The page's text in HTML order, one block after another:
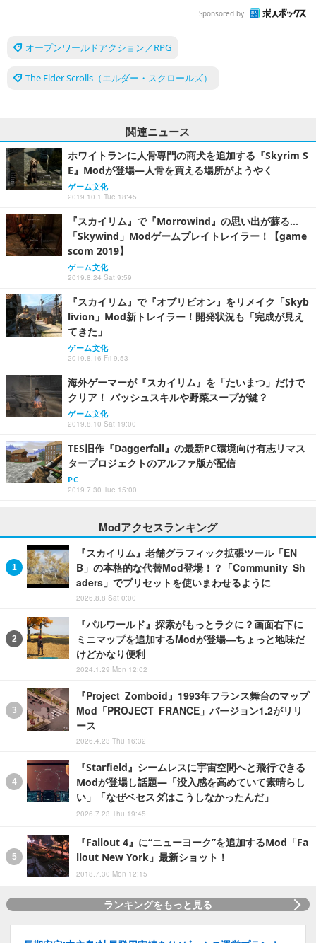
Sponsored by
オープンワールドアクション／RPG
The Elder Scrolls（エルダー・スクロールズ）
関連ニュース
ホワイトランに人骨専門の商犬を追加する『Skyrim S
E』Modが登場―人骨を買える場所がようやく
ゲーム文化
2019.10.1 Tue 18:45
『スカイリム』で『Morrowind』の思い出が蘇る…
「Skywind」Modゲームプレイトレイラー！【game
scom 2019】
ゲーム文化
2019.8.24 Sat 9:59
『スカイリム』で『オブリビオン』をリメイク「Skyb
livion」Mod新トレイラー！開発状況も「完成が見え
てきた」
ゲーム文化
2019.8.16 Fri 9:53
海外ゲーマーが『スカイリム』を「たいまつ」だけで
クリア！ バッシュスキルや野菜スープが鍵？
ゲーム文化
2019.8.10 Sat 19:00
TES旧作『Daggerfall』の最新PC環境向け有志リマス
タープロジェクトのアルファ版が配信
PC
2019.7.30 Tue 15:00
Modアクセスランキング
『スカイリム』老舗グラフィック拡張ツール「EN
B」の本格的な代替Mod登場！？「Community Sh
aders」でプリセットを使いまわせるように
2026.8.8 Sat 0:00
『パルワールド』探索がもっとラクに？画面右下に
ミニマップを追加するModが登場―ちょっと地味だ
けどかなり便利
2024.1.29 Mon 12:02
『Project Zomboid』1993年フランス舞台のマップ
Mod「PROJECT FRANCE」バージョン1.2がリリ
ース
2026.4.23 Thu 16:32
『Starfield』シームレスに宇宙空間へと飛行できる
Modが登場し話題―「没入感を高めていて素晴らし
い」「なぜベセスダはこうしなかったんだ」
2026.7.23 Thu 19:45
『Fallout 4』に“ニューヨーク”を追加するMod「Fa
llout New York」最新ショット！
2018.7.30 Mon 12:15
ランキングをもっと見る